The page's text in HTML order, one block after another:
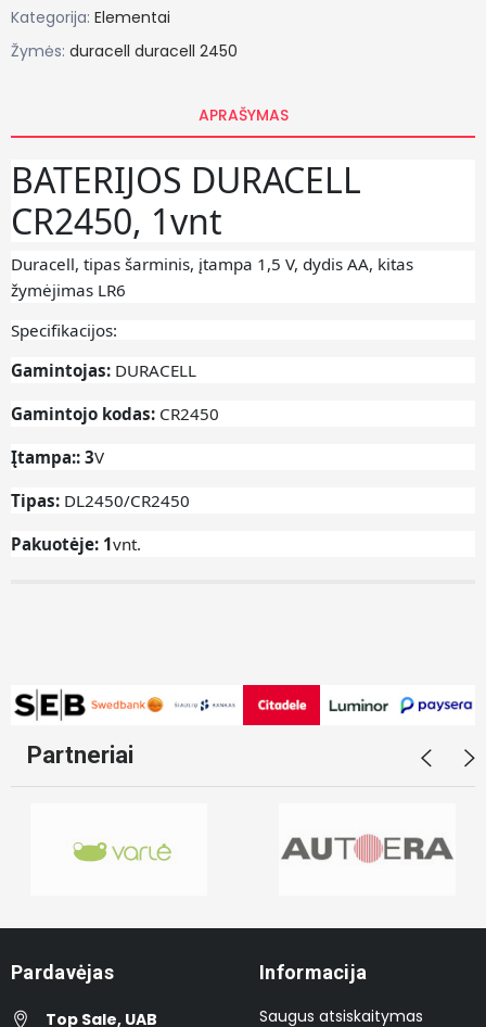
Kategorija: Elementai
Žymės: duracell duracell 2450
APRAŠYMAS
BATERIJOS DURACELL
CR2450, 1vnt
Duracell, tipas šarminis, įtampa 1,5 V, dydis AA, kitas
žymėjimas LR6
Specifikacijos:
Gamintojas: DURACELL
Gamintojo kodas: CR2450
Įtampa:: 3V
Tipas: DL2450/CR2450
Pakuotėje: 1vnt.
Partneriai
Pardavėjas
Top Sale, UAB
Informacija
Saugus atsiskaitymas